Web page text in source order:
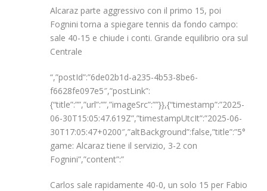
Alcaraz parte aggressivo con il primo 15, poi
Fognini torna a spiegare tennis da fondo campo:
sale 40-15 e chiude i conti. Grande equilibrio ora sul
Centrale
“,”postId”:”6de02b1d-a235-4b53-8be6-
f6628fe097e5″,”postLink”:
{“title”:””,”url”:””,”imageSrc”:””}},{“timestamp”:”2025-
06-30T15:05:47.619Z”,”timestampUtcIt”:”2025-06-
30T17:05:47+0200″,”altBackground”:false,”title”:”5°
game: Alcaraz tiene il servizio, 3-2 con
Fognini”,”content”:”
Carlos sale rapidamente 40-0, un solo 15 per Fabio